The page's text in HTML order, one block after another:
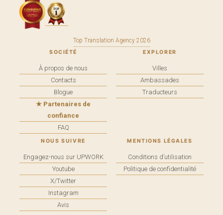
Top Translation Agency 2026
SOCIÉTÉ
À propos de nous
Contacts
Blogue
★ Partenaires de
confiance
FAQ
EXPLORER
Villes
Ambassades
Traducteurs
NOUS SUIVRE
Engagez-nous sur UPWORK
Youtube
X/Twitter
Instagram
Avis
MENTIONS LÉGALES
Conditions d’utilisation
Politique de confidentialité